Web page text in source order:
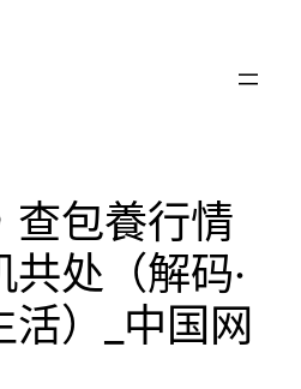
查包養行情
处（解码·
活）_中国网